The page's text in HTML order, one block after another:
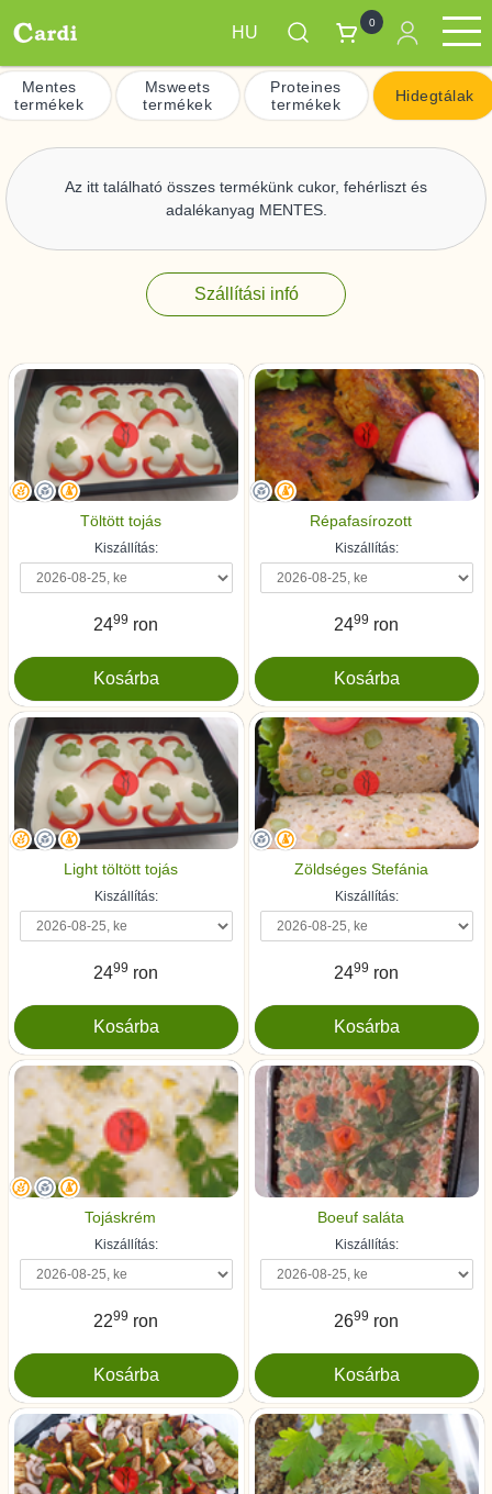
Ugrás
tartalomra
Main
Étrend Csomagok
Termékek
Napi menük
Rendelésre
HU
0
Mentes
termékek
Msweets
termékek
Proteines
termékek
Hidegtálak
Az itt található összes termékünk cukor, fehérliszt és
adalékanyag MENTES.
Szállítási infó
Töltött tojás
Kiszállítás:
2499 ron
Répafasírozott
Kiszállítás:
2499 ron
Light töltött tojás
Kiszállítás:
2499 ron
Zöldséges Stefánia
Kiszállítás:
2499 ron
Tojáskrém
Kiszállítás:
2299 ron
Boeuf saláta
Kiszállítás:
2699 ron